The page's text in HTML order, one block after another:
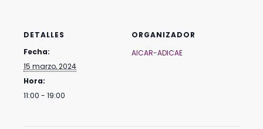
DETALLES
Fecha:
15 marzo, 2024
Hora:
11:00 - 19:00
ORGANIZADOR
AICAR-ADICAE